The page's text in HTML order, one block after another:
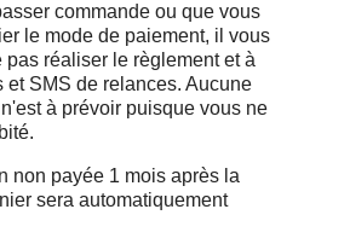
commande ou que vous
le mode de paiement, il vous
pas réaliser le règlement et à
et SMS de relances. Aucune
à prévoir puisque vous ne
non payée 1 mois après la
sera automatiquement